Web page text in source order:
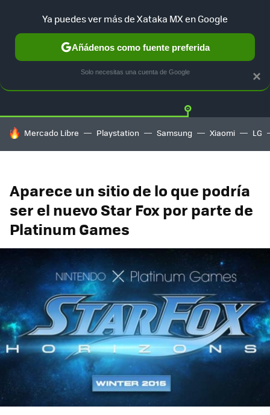
Twitter
HOY SE HABLA DE
Mercado Libre Playstation Samsung Xiaomi LG
Aparece un sitio de lo que podría
ser el nuevo Star Fox por parte de
Platinum Games
×
Ya puedes ver más de Xataka MX en Google
Añádenos como fuente preferida
Solo necesitas una cuenta de Google